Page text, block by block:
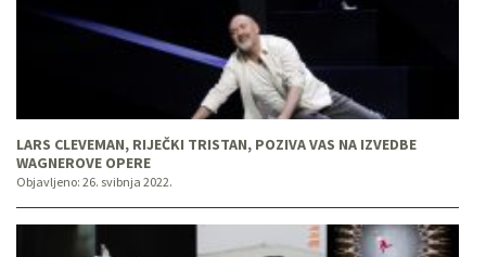
LARS CLEVEMAN, RIJEČKI TRISTAN, POZIVA VAS NA IZVEDBE
WAGNEROVE OPERE
Objavljeno: 26. svibnja 2022.